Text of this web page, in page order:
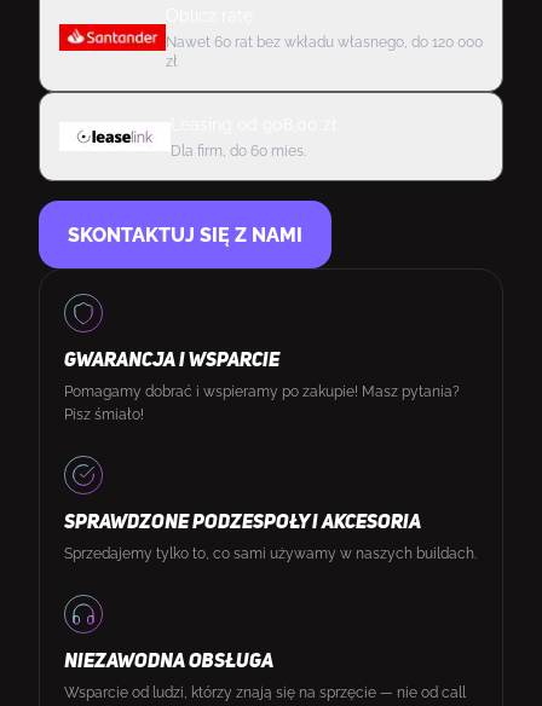
Nawet 60 rat bez wkładu własnego, do 120 000
zł
Dla firm, do 60 mies.
SKONTAKTUJ SIĘ Z NAMI
GWARANCJA I WSPARCIE
Pomagamy dobrać i wspieramy po zakupie! Masz pytania?
Pisz śmiało!
SPRAWDZONE PODZESPOŁY I AKCESORIA
Sprzedajemy tylko to, co sami używamy w naszych buildach.
NIEZAWODNA OBSŁUGA
Wsparcie od ludzi, którzy znają się na sprzęcie — nie od call